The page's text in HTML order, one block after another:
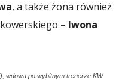
, a także żona również
– Iwona
wdowa po wybitnym trenerze KW